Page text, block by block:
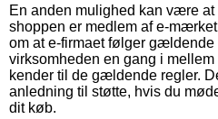
En anden mulighed kan være
shoppen er medlem af e-
om at e-firmaet følger
virksomheden en gang i
kender til de gældende regler.
anledning til støtte, hvis du
dit køb.